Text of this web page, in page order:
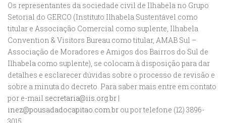
Os representantes da sociedade civil de Ilhabela no Grupo
Setorial do GERCO (Instituto Ilhabela Sustentável como
titular e Associação Comercial como suplente, Ilhabela
Convention & Visitors Bureau como titular, AMAB Sul –
Associação de Moradores e Amigos dos Bairros do Sul de
Ilhabela como suplente), se colocam à disposição para dar
detalhes e esclarecer dúvidas sobre o processo de revisão e
sobre a minuta do decreto. Para saber mais entre em contato
por e-mail secretaria@iis.org.br |
inez@pousadadocapitao.com.br ou por telefone (12) 3896-